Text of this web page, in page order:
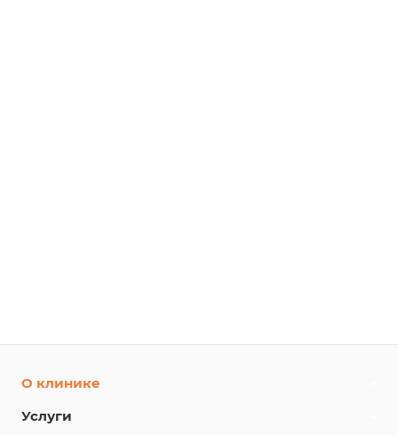
О клинике
Услуги